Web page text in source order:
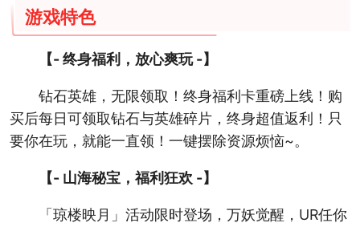
游戏特色
【- 终身福利，放心爽玩 -】
钻石英雄，无限领取！终身福利卡重磅上线！购
买后每日可领取钻石与英雄碎片，终身超值返利！只
要你在玩，就能一直领！一键摆除资源烦恼~。
【- 山海秘宝，福利狂欢 -】
「琼楼映月」活动限时登场，万妖觉醒，UR任你